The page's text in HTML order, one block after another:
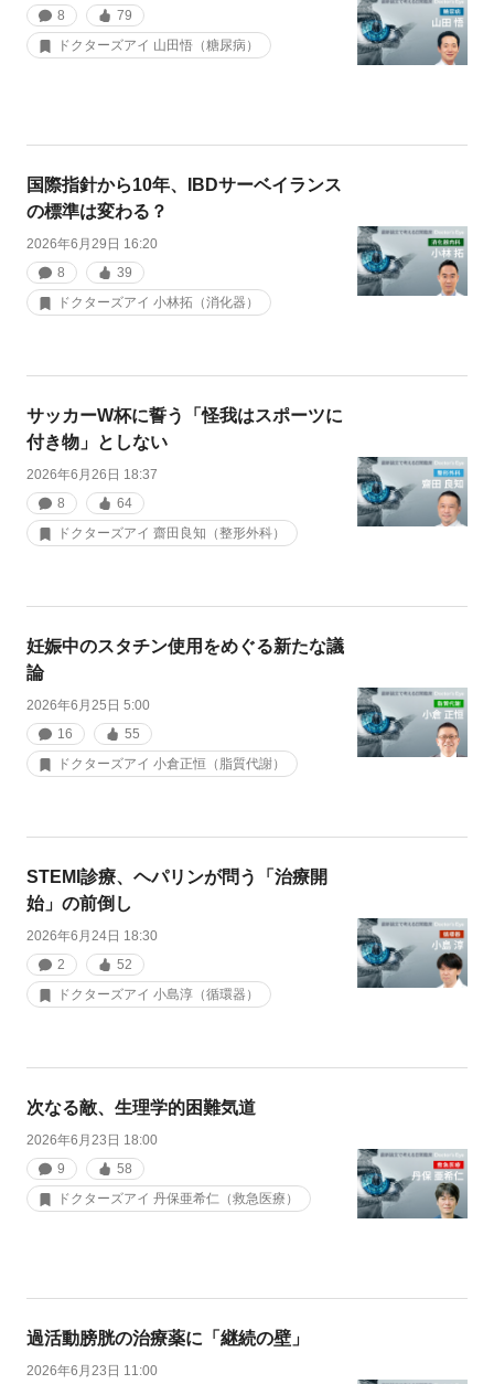
8
79
ドクターズアイ 山田悟（糖尿病）
国際指針から10年、IBDサーベイランス
の標準は変わる？
2026年6月29日 16:20
8
39
ドクターズアイ 小林拓（消化器）
サッカーW杯に誓う「怪我はスポーツに
付き物」としない
2026年6月26日 18:37
8
64
ドクターズアイ 齋田良知（整形外科）
妊娠中のスタチン使用をめぐる新たな議
論
2026年6月25日 5:00
16
55
ドクターズアイ 小倉正恒（脂質代謝）
STEMI診療、ヘパリンが問う「治療開
始」の前倒し
2026年6月24日 18:30
2
52
ドクターズアイ 小島淳（循環器）
次なる敵、生理学的困難気道
2026年6月23日 18:00
9
58
ドクターズアイ 丹保亜希仁（救急医療）
過活動膀胱の治療薬に「継続の壁」
2026年6月23日 11:00